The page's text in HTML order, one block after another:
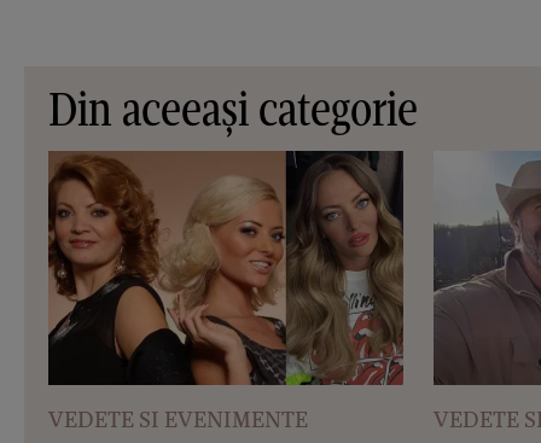
Din aceeași categorie
VEDETE SI EVENIMENTE VEDETE